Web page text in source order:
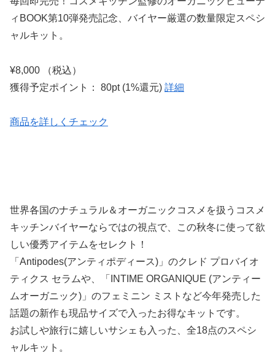
ィBOOK第10弾発売記念、バイヤー厳選の数量限定スペシ
ャルキット。
¥8,000 （税込）
獲得予定ポイント： 80pt (1%還元) 詳細
商品を詳しくチェック
世界各国のナチュラル＆オーガニックコスメを扱うコスメ
キッチンバイヤーならではの視点で、この秋冬に使って欲
しい優秀アイテムをセレクト！
「Antipodes(アンティポディース)」のクレド プロバイオ
ティクス セラムや、「INTIME ORGANIQUE (アンティー
ムオーガニック)」のフェミニン ミストなど今年発売した
話題の新作も現品サイズで入ったお得なキットです。
お試しや旅行に嬉しいサシェも入った、全18点のスペシ
ャルキット。